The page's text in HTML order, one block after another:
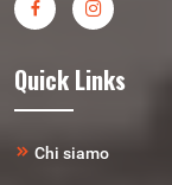
Quick Links
Chi siamo